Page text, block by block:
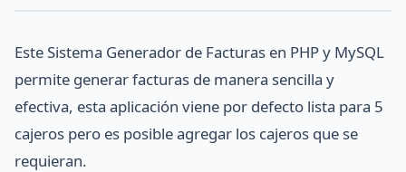
Este Sistema Generador de Facturas en PHP y MySQL
permite generar facturas de manera sencilla y
efectiva, esta aplicación viene por defecto lista para 5
cajeros pero es posible agregar los cajeros que se
requieran.